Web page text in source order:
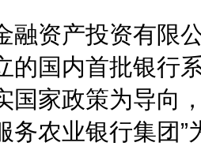
资产投资有限公
的国内首批银行
国家政策为导向
务农业银行集团